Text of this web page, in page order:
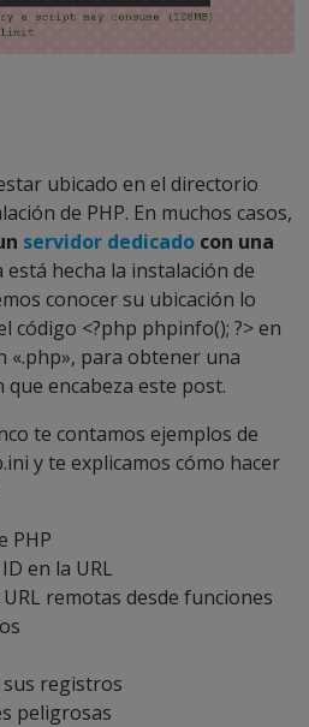
ubicado en el directorio
de PHP. En muchos casos,
servidor dedicado con una
está hecha la instalación de
conocer su ubicación lo
código <?php phpinfo(); ?> en
«.php», para obtener una
encabeza este post.
te contamos ejemplos de
y te explicamos cómo hacer
PHP
en la URL
remotas desde funciones
registros
peligrosas